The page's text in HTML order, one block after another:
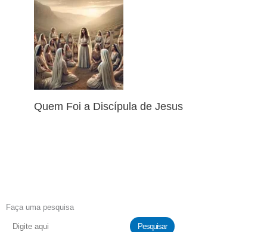
Quem Foi a Discípula de Jesus
Faça uma pesquisa
Pesquisar